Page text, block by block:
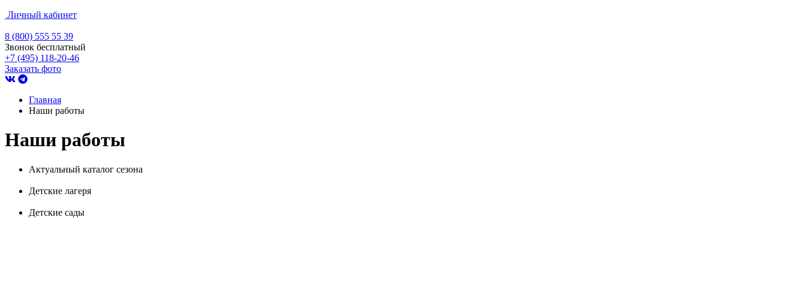
Личный кабинет
8 (800) 555 55 39
Звонок бесплатный
+7 (495) 118-20-46
Заказать фото
Главная
Наши работы
Наши работы
Актуальный каталог сезона
Детские лагеря
Детские сады